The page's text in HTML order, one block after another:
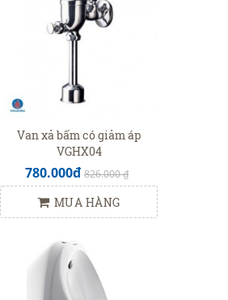
Van xả bấm có giảm áp
VGHX04
780.000đ 826.000 ₫
MUA HÀNG